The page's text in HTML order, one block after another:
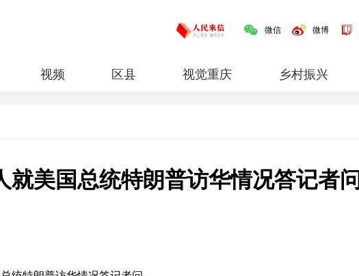
微信 微博
视频 区县 视觉重庆 乡村振兴
就美国总统特朗普访华情况答记者问